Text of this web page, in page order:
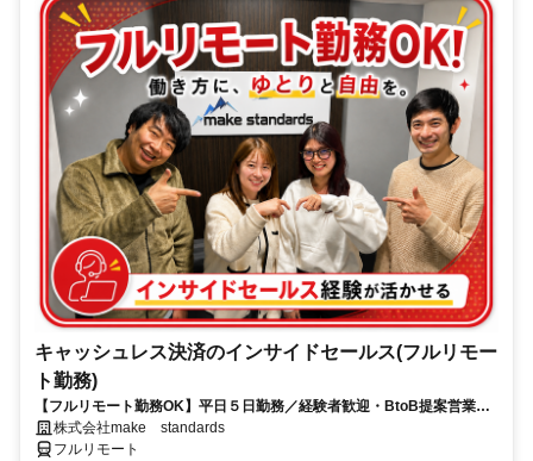
キャッシュレス決済のインサイドセールス(フルリモー
ト勤務)
【フルリモート勤務OK】平日５日勤務／経験者歓迎・BtoB提案営業で
スキルアップ
株式会社make standards
フルリモート